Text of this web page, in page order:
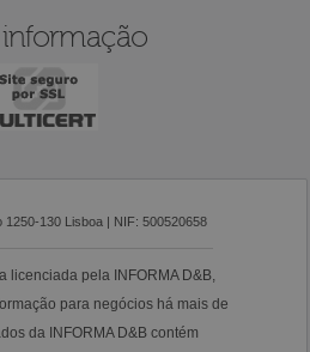
130 Lisboa | NIF: 500520658
licenciada pela INFORMA D&B,
para negócios há mais de
da INFORMA D&B contém